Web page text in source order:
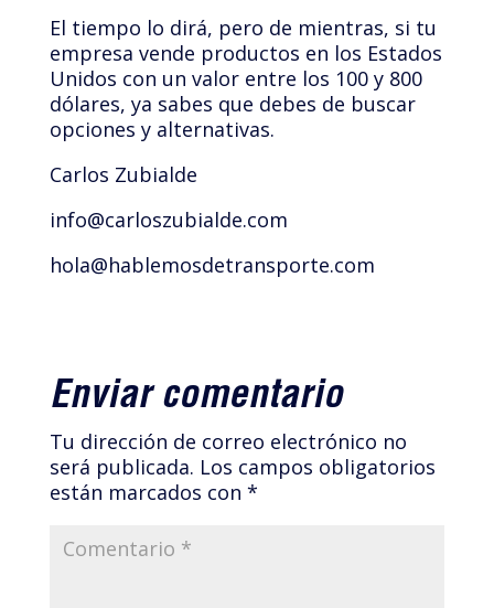
El tiempo lo dirá, pero de mientras, si tu
empresa vende productos en los Estados
Unidos con un valor entre los 100 y 800
dólares, ya sabes que debes de buscar
opciones y alternativas.
Carlos Zubialde
info@carloszubialde.com
hola@hablemosdetransporte.com
Enviar comentario
Tu dirección de correo electrónico no
será publicada. Los campos obligatorios
están marcados con *